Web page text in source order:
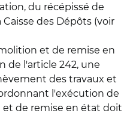
du récépissé de
des Dépôts (voir
et de remise en
de l'article 242, une
des travaux et
l'exécution de
de remise en état doit